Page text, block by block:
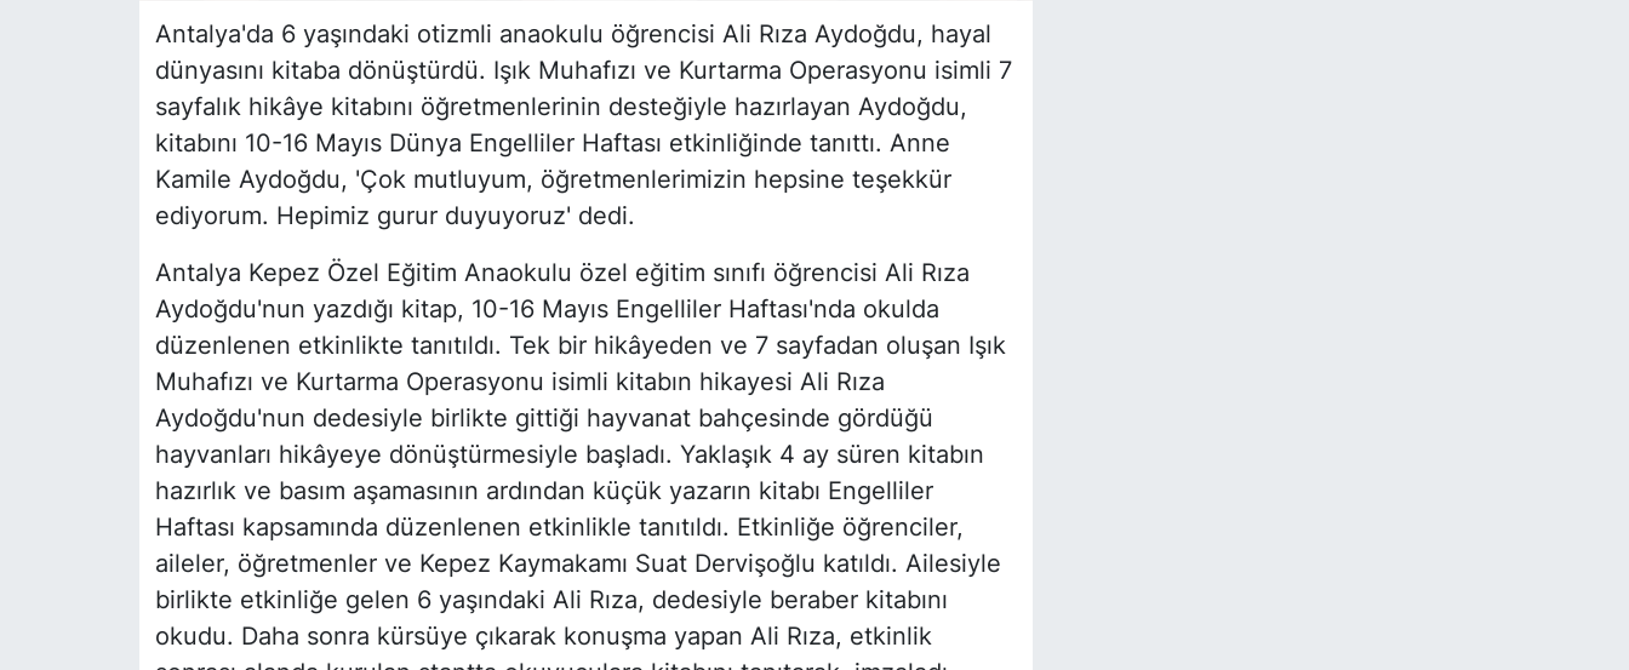
Antalya'da 6 yaşındaki otizmli anaokulu öğrencisi Ali Rıza Aydoğdu, hayal
dünyasını kitaba dönüştürdü. Işık Muhafızı ve Kurtarma Operasyonu isimli 7
sayfalık hikâye kitabını öğretmenlerinin desteğiyle hazırlayan Aydoğdu,
kitabını 10-16 Mayıs Dünya Engelliler Haftası etkinliğinde tanıttı. Anne
Kamile Aydoğdu, 'Çok mutluyum, öğretmenlerimizin hepsine teşekkür
ediyorum. Hepimiz gurur duyuyoruz' dedi.
Antalya Kepez Özel Eğitim Anaokulu özel eğitim sınıfı öğrencisi Ali Rıza
Aydoğdu'nun yazdığı kitap, 10-16 Mayıs Engelliler Haftası'nda okulda
düzenlenen etkinlikte tanıtıldı. Tek bir hikâyeden ve 7 sayfadan oluşan Işık
Muhafızı ve Kurtarma Operasyonu isimli kitabın hikayesi Ali Rıza
Aydoğdu'nun dedesiyle birlikte gittiği hayvanat bahçesinde gördüğü
hayvanları hikâyeye dönüştürmesiyle başladı. Yaklaşık 4 ay süren kitabın
hazırlık ve basım aşamasının ardından küçük yazarın kitabı Engelliler
Haftası kapsamında düzenlenen etkinlikle tanıtıldı. Etkinliğe öğrenciler,
aileler, öğretmenler ve Kepez Kaymakamı Suat Dervişoğlu katıldı. Ailesiyle
birlikte etkinliğe gelen 6 yaşındaki Ali Rıza, dedesiyle beraber kitabını
okudu. Daha sonra kürsüye çıkarak konuşma yapan Ali Rıza, etkinlik